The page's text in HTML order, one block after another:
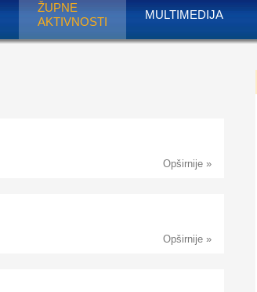
ŽUPNE
AKTIVNOSTI
MULTIMEDIJA
Opširnije »
Opširnije »